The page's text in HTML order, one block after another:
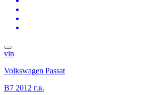
vin
Volkswagen Passat
B7 2012 г.в.